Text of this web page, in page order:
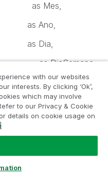
as Mes,
as Ano,
as Dia,
as DiaSemana,
AS Trimestre,
with our websites
interests. By clicking ‘Ok’,
which may involve
to our Privacy & Cookie
details on cookie usage on